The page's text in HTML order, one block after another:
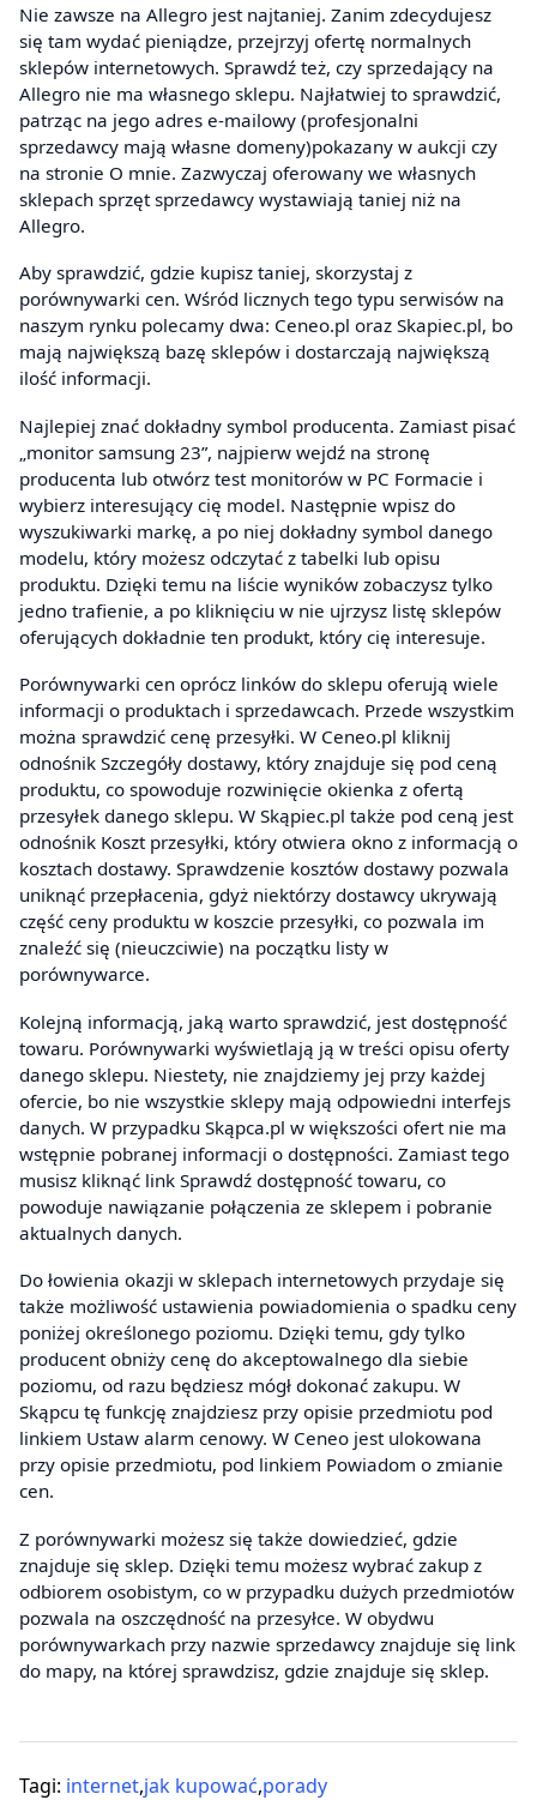
Nie zawsze na Allegro jest najtaniej. Zanim zdecydujesz
się tam wydać pieniądze, przejrzyj ofertę normalnych
sklepów internetowych. Sprawdź też, czy sprzedający na
Allegro nie ma własnego sklepu. Najłatwiej to sprawdzić,
patrząc na jego adres e-mailowy (profesjonalni
sprzedawcy mają własne domeny)pokazany w aukcji czy
na stronie O mnie. Zazwyczaj oferowany we własnych
sklepach sprzęt sprzedawcy wystawiają taniej niż na
Allegro.
Aby sprawdzić, gdzie kupisz taniej, skorzystaj z
porównywarki cen. Wśród licznych tego typu serwisów na
naszym rynku polecamy dwa: Ceneo.pl oraz Skapiec.pl, bo
mają największą bazę sklepów i dostarczają największą
ilość informacji.
Najlepiej znać dokładny symbol producenta. Zamiast pisać
„monitor samsung 23”, najpierw wejdź na stronę
producenta lub otwórz test monitorów w PC Formacie i
wybierz interesujący cię model. Następnie wpisz do
wyszukiwarki markę, a po niej dokładny symbol danego
modelu, który możesz odczytać z tabelki lub opisu
produktu. Dzięki temu na liście wyników zobaczysz tylko
jedno trafienie, a po kliknięciu w nie ujrzysz listę sklepów
oferujących dokładnie ten produkt, który cię interesuje.
Porównywarki cen oprócz linków do sklepu oferują wiele
informacji o produktach i sprzedawcach. Przede wszystkim
można sprawdzić cenę przesyłki. W Ceneo.pl kliknij
odnośnik Szczegóły dostawy, który znajduje się pod ceną
produktu, co spowoduje rozwinięcie okienka z ofertą
przesyłek danego sklepu. W Skąpiec.pl także pod ceną jest
odnośnik Koszt przesyłki, który otwiera okno z informacją o
kosztach dostawy. Sprawdzenie kosztów dostawy pozwala
uniknąć przepłacenia, gdyż niektórzy dostawcy ukrywają
część ceny produktu w koszcie przesyłki, co pozwala im
znaleźć się (nieuczciwie) na początku listy w
porównywarce.
Kolejną informacją, jaką warto sprawdzić, jest dostępność
towaru. Porównywarki wyświetlają ją w treści opisu oferty
danego sklepu. Niestety, nie znajdziemy jej przy każdej
ofercie, bo nie wszystkie sklepy mają odpowiedni interfejs
danych. W przypadku Skąpca.pl w większości ofert nie ma
wstępnie pobranej informacji o dostępności. Zamiast tego
musisz kliknąć link Sprawdź dostępność towaru, co
powoduje nawiązanie połączenia ze sklepem i pobranie
aktualnych danych.
Do łowienia okazji w sklepach internetowych przydaje się
także możliwość ustawienia powiadomienia o spadku ceny
poniżej określonego poziomu. Dzięki temu, gdy tylko
producent obniży cenę do akceptowalnego dla siebie
poziomu, od razu będziesz mógł dokonać zakupu. W
Skąpcu tę funkcję znajdziesz przy opisie przedmiotu pod
linkiem Ustaw alarm cenowy. W Ceneo jest ulokowana
przy opisie przedmiotu, pod linkiem Powiadom o zmianie
cen.
Z porównywarki możesz się także dowiedzieć, gdzie
znajduje się sklep. Dzięki temu możesz wybrać zakup z
odbiorem osobistym, co w przypadku dużych przedmiotów
pozwala na oszczędność na przesyłce. W obydwu
porównywarkach przy nazwie sprzedawcy znajduje się link
do mapy, na której sprawdzisz, gdzie znajduje się sklep.
Tagi: internet,jak kupować,porady